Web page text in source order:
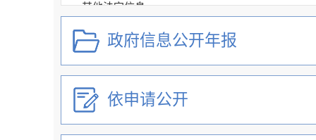
其他法定信息
稳经济和市场主体纾困
市场主体反映投资和工程建设项目审批问题办理
政府网站工作年度报表
政府信息公开年报
依申请公开